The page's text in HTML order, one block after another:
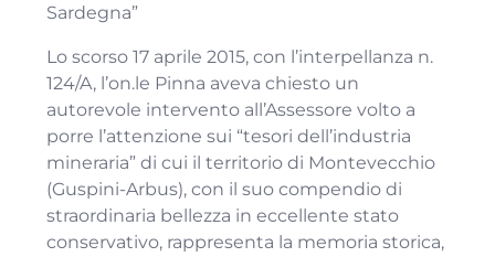
Sardegna”
Lo scorso 17 aprile 2015, con l’interpellanza n.
124/A, l’on.le Pinna aveva chiesto un
autorevole intervento all’Assessore volto a
porre l’attenzione sui “tesori dell’industria
mineraria” di cui il territorio di Montevecchio
(Guspini-Arbus), con il suo compendio di
straordinaria bellezza in eccellente stato
conservativo, rappresenta la memoria storica,